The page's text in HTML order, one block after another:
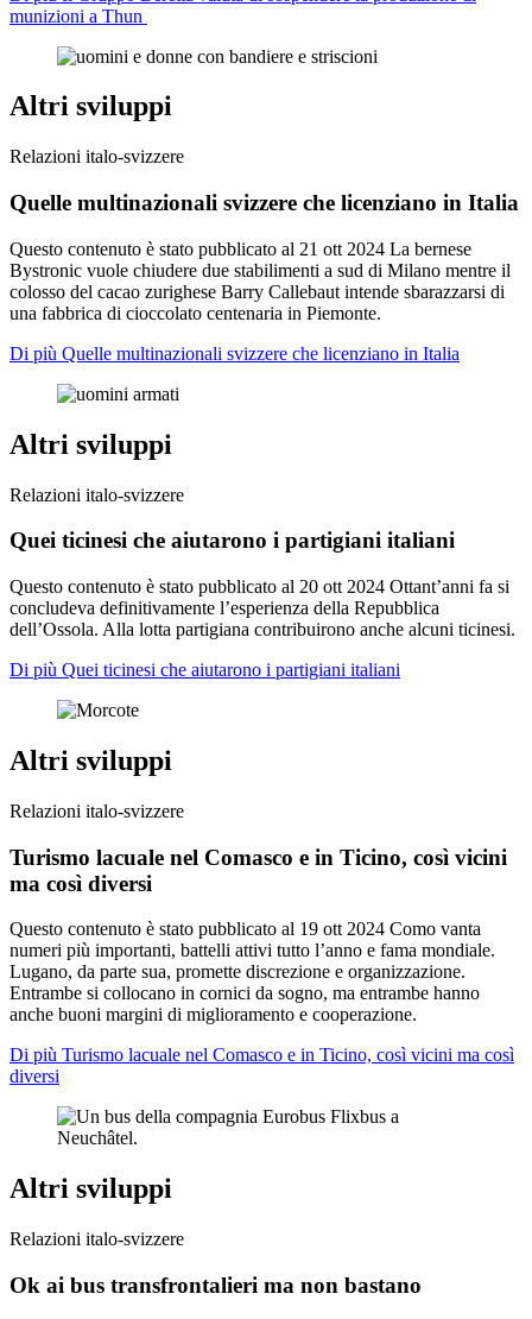
munizioni a Thun
Altri sviluppi
Relazioni italo-svizzere
Quelle multinazionali svizzere che licenziano in Italia
Questo contenuto è stato pubblicato al 21 ott 2024 La bernese
Bystronic vuole chiudere due stabilimenti a sud di Milano mentre il
colosso del cacao zurighese Barry Callebaut intende sbarazzarsi di
una fabbrica di cioccolato centenaria in Piemonte.
Di più Quelle multinazionali svizzere che licenziano in Italia
Altri sviluppi
Relazioni italo-svizzere
Quei ticinesi che aiutarono i partigiani italiani
Questo contenuto è stato pubblicato al 20 ott 2024 Ottant’anni fa si
concludeva definitivamente l’esperienza della Repubblica
dell’Ossola. Alla lotta partigiana contribuirono anche alcuni ticinesi.
Di più Quei ticinesi che aiutarono i partigiani italiani
Altri sviluppi
Relazioni italo-svizzere
Turismo lacuale nel Comasco e in Ticino, così vicini
ma così diversi
Questo contenuto è stato pubblicato al 19 ott 2024 Como vanta
numeri più importanti, battelli attivi tutto l’anno e fama mondiale.
Lugano, da parte sua, promette discrezione e organizzazione.
Entrambe si collocano in cornici da sogno, ma entrambe hanno
anche buoni margini di miglioramento e cooperazione.
Di più Turismo lacuale nel Comasco e in Ticino, così vicini ma così
diversi
Altri sviluppi
Relazioni italo-svizzere
Ok ai bus transfrontalieri ma non bastano